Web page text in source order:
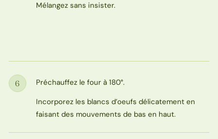
Mélangez sans insister.
Étape
6
Préchauffez le four à 180°.
Incorporez les blancs d’oeufs délicatement en
faisant des mouvements de bas en haut.